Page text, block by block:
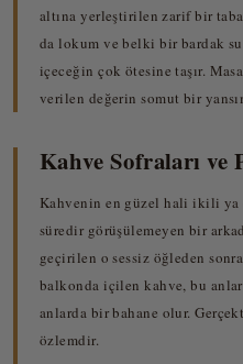
altına yerleştirilen zarif bir
da lokum ve belki bir bardak
içeceğin çok ötesine taşır.
verilen değerin somut bir
Kahve Sofraları ve
Kahvenin en güzel hali ikili
süredir görüşülemeyen bir
geçirilen o sessiz öğleden
balkonda içilen kahve, bu
anlarda bir bahane olur.
özlemdir.